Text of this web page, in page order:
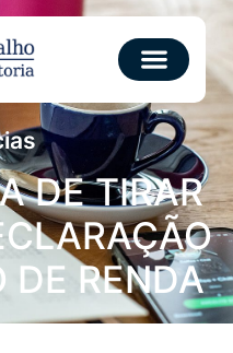
DE TIRAR
DE RENDA